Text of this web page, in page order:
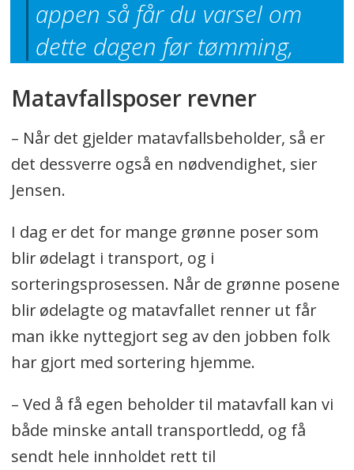
appen så får du varsel om
dette dagen før tømming,
Matavfallsposer revner
– Når det gjelder matavfallsbeholder, så er
det dessverre også en nødvendighet, sier
Jensen.
I dag er det for mange grønne poser som
blir ødelagt i transport, og i
sorteringsprosessen. Når de grønne posene
blir ødelagte og matavfallet renner ut får
man ikke nyttegjort seg av den jobben folk
har gjort med sortering hjemme.
– Ved å få egen beholder til matavfall kan vi
både minske antall transportledd, og få
sendt hele innholdet rett til